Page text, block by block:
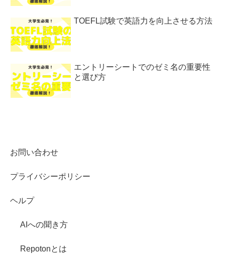
TOEFL試験で英語力を向上させる方法
エントリーシートでのゼミ名の重要性
と選び方
お問い合わせ
プライバシーポリシー
ヘルプ
AIへの聞き方
Repotonとは